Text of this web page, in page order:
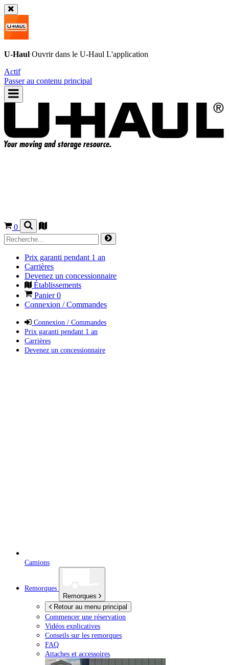
U-Haul Ouvrir dans le U-Haul L'application
Actif
Passer au contenu principal
0
Prix garanti pendant 1 an
Carrières
Devenez un concessionnaire
Établissements
Panier0
Connexion / Commandes
Connexion / Commandes
Prix garanti pendant 1 an
Carrières
Devenez un concessionnaire
Camions
Remorques
Remorques
Retour au menu principal
Commencer une réservation
Vidéos explicatives
Conseils sur les remorques
FAQ
Attaches et accessoires